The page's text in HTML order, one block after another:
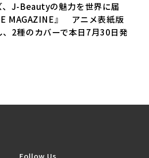
、J-Beautyの魅力を世界に届
MAGAZINE』 アニメ表紙版
、2種のカバーで本日7月30日発
Follow Us